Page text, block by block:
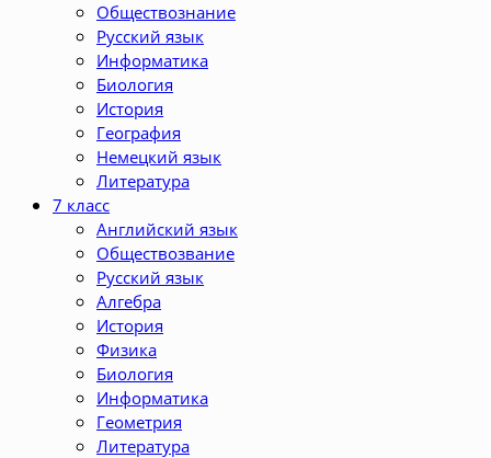
Обществознание
Русский язык
Информатика
Биология
История
География
Немецкий язык
Литература
7 класс
Английский язык
Обществозвание
Русский язык
Алгебра
История
Физика
Биология
Информатика
Геометрия
Литература